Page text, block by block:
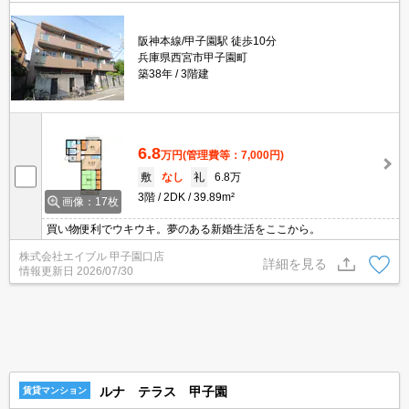
阪神本線/甲子園駅 徒歩10分
兵庫県西宮市甲子園町
築38年
3階建
画像：17枚
6.8万円(管理費等：7,000円)
敷
なし 礼
6.8万
3階
2DK 39.89m²
買い物便利でウキウキ。夢のある新婚生活をここから。
株式会社エイブル 甲子園口店
情報更新日 2026/07/30
詳細を見る
賃貸マンション ルナ テラス 甲子園